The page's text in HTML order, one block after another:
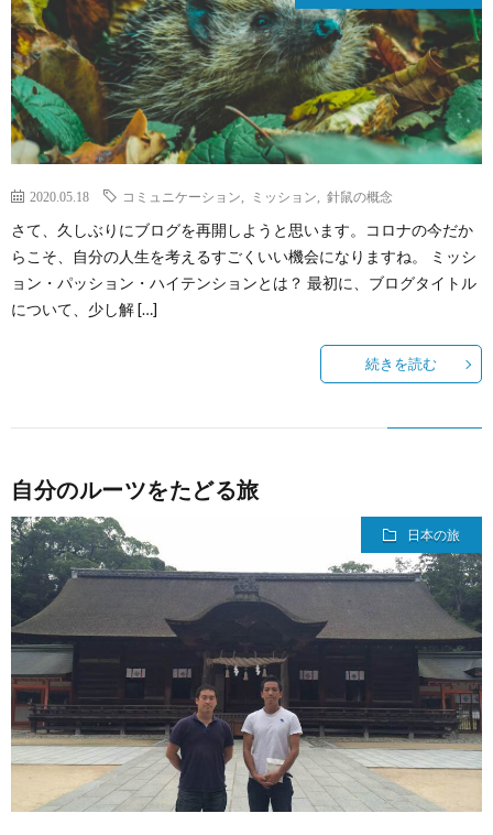
2020.05.18 コミュニケーション ミッション 針鼠の概念
さて、久しぶりにブログを再開しようと思います。コロナの今だか
らこそ、自分の人生を考えるすごくいい機会になりますね。 ミッシ
ョン・パッション・ハイテンションとは？ 最初に、ブログタイトル
について、少し解 […]
続きを読む
自分のルーツをたどる旅
日本の旅